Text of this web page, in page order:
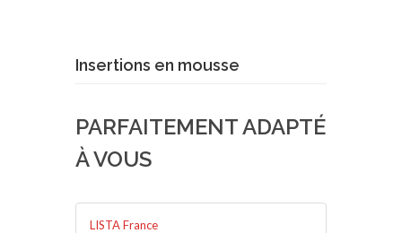
Demande de devis
Insertions en mousse
PARFAITEMENT ADAPTÉ
À VOUS
LISTA France